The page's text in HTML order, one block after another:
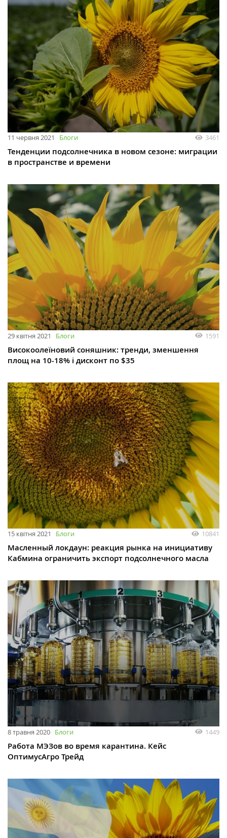
11 червня 2021 Блоги 3461
Тенденции подсолнечника в новом сезоне: миграции
в пространстве и времени
29 квітня 2021 Блоги 1591
Високоолеїновий соняшник: тренди, зменшення
площ на 10-18% і дисконт по $35
15 квітня 2021 Блоги 10841
Масленный локдаун: реакция рынка на инициативу
Кабмина ограничить экспорт подсолнечного масла
8 травня 2020 Блоги 1449
Работа МЭЗов во время карантина. Кейс
ОптимусАгро Трейд